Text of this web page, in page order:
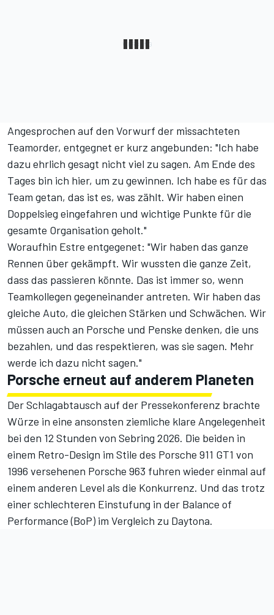
Angesprochen auf den Vorwurf der missachteten
Teamorder, entgegnet er kurz angebunden: "Ich habe
dazu ehrlich gesagt nicht viel zu sagen. Am Ende des
Tages bin ich hier, um zu gewinnen. Ich habe es für das
Team getan, das ist es, was zählt. Wir haben einen
Doppelsieg eingefahren und wichtige Punkte für die
gesamte Organisation geholt."
Woraufhin Estre entgegenet: "Wir haben das ganze
Rennen über gekämpft. Wir wussten die ganze Zeit,
dass das passieren könnte. Das ist immer so, wenn
Teamkollegen gegeneinander antreten. Wir haben das
gleiche Auto, die gleichen Stärken und Schwächen. Wir
müssen auch an Porsche und Penske denken, die uns
bezahlen, und das respektieren, was sie sagen. Mehr
werde ich dazu nicht sagen."
Porsche erneut auf anderem Planeten
Der Schlagabtausch auf der Pressekonferenz brachte
Würze in eine ansonsten ziemliche klare Angelegenheit
bei den 12 Stunden von Sebring 2026. Die beiden in
einem Retro-Design im Stile des Porsche 911 GT1 von
1996 versehenen Porsche 963 fuhren wieder einmal auf
einem anderen Level als die Konkurrenz. Und das trotz
einerschlechteren Einstufung in der Balance of
Performance (BoP) im Vergleich zu Daytona.